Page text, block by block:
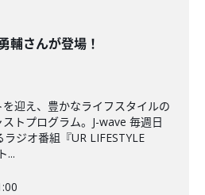
輔さんが登場！
迎え、豊かなライフスタイルの
トプログラム。J-wave 毎週日
ジオ番組『UR LIFESTYLE
...